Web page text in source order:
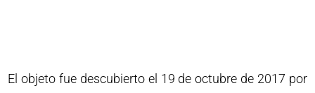
El objeto fue descubierto el 19 de octubre de 2017 por